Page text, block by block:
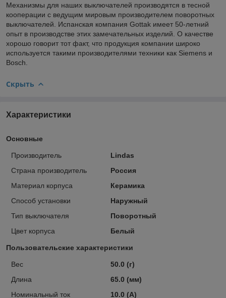
Механизмы для наших выключателей производятся в тесной
кооперации с ведущим мировым производителем поворотных
выключателей. Испанская компания Gottak имеет 50-летний
опыт в производстве этих замечательных изделий. О качестве
хорошо говорит тот факт, что продукция компании широко
используется такими производителями техники как Siemens и
Bosch.
Скрыть
Характеристики
Основные
Производитель
Lindas
Страна производитель
Россия
Материал корпуса
Керамика
Способ установки
Наружный
Тип выключателя
Поворотный
Цвет корпуса
Белый
Пользовательские характеристики
Вес
50.0 (г)
Длина
65.0 (мм)
Номинальный ток
10.0 (А)